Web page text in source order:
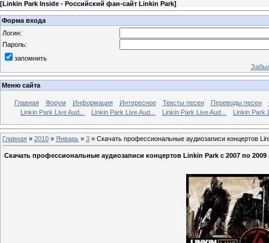
[Linkin Park Inside - Российский фан-сайт Linkin Park]
Форма входа
Логин:
Пароль:
запомнить
Меню сайта
Главная Форум Информация Интересное Тексты песен Переводы песен
Linkin Park Live Aud...
Linkin Park Live Aud... Linkin Park Live Aud... Linkin Park
Главная » 2010 » Январь » 3 » Скачать профессиональные аудиозаписи концертов
Скачать профессиональные аудиозаписи концертов Linkin Park c 2007 по 2009